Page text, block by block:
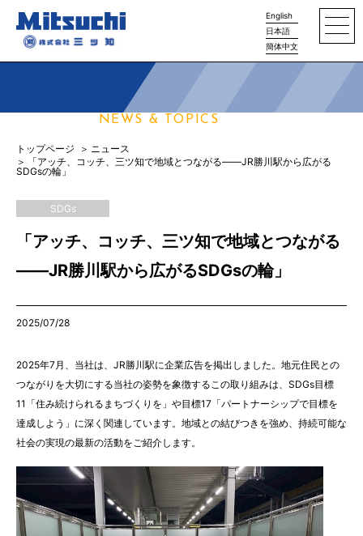
English
日本語
簡体中文
NEWS & TOPICS
トップページ
ニュース
「アッチ、コッチ、三ツ知で地域とつながる——JR勝川駅から広がる
SDGsの輪」
SDGs
「アッチ、コッチ、三ツ知で地域とつながる
——JR勝川駅から広がるSDGsの輪」
2025/07/28
2025年7月、当社は、JR勝川駅に企業広告を掲出しました。地元住民との
つながりを大切にする当社の姿勢を象徴するこの取り組みは、SDGs目標
11「住み続けられるまちづくりを」や目標17「パートナーシップで目標を
達成しよう」に深く関連しています。地域との結びつきを強め、持続可能な
社会の実現の最新の活動をご紹介します。